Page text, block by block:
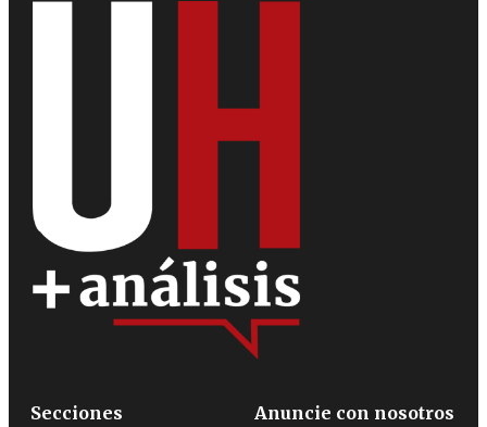
Secciones
Anuncie con nosotros